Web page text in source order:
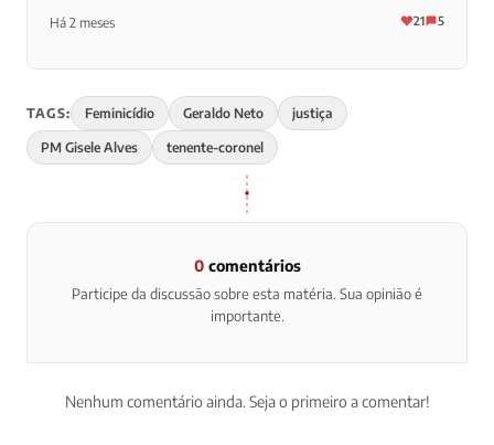
Há 2 meses 21 5
TAGS: Feminicídio Geraldo Neto justiça
PM Gisele Alves tenente-coronel
0comentários
Participe da discussão sobre esta matéria. Sua opinião é
importante.
Nenhum comentário ainda. Seja o primeiro a comentar!